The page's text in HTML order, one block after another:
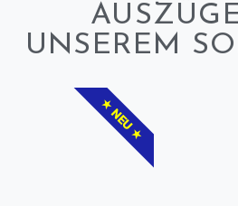
UNSEREM
★ NEU ★